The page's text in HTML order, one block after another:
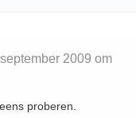
2009 om
proberen.